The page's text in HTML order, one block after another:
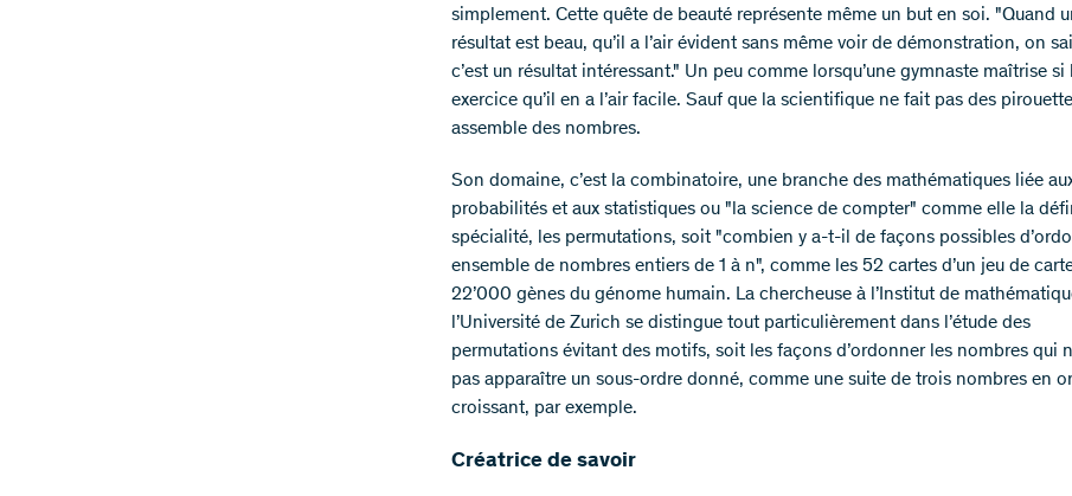
simplement. Cette quête de beauté représente même un but en soi. "Quand
résultat est beau, qu’il a l’air évident sans même voir de démonstration, on
c’est un résultat intéressant." Un peu comme lorsqu’une gymnaste maîtrise si
exercice qu’il en a l’air facile. Sauf que la scientifique ne fait pas des
assemble des nombres.
Son domaine, c’est la combinatoire, une branche des mathématiques liée
probabilités et aux statistiques ou "la science de compter" comme elle la
spécialité, les permutations, soit "combien y a-t-il de façons possibles
ensemble de nombres entiers de 1 à n", comme les 52 cartes d’un jeu de
22’000 gènes du génome humain. La chercheuse à l’Institut de
l’Université de Zurich se distingue tout particulièrement dans l’étude des
permutations évitant des motifs, soit les façons d’ordonner les nombres qui
pas apparaître un sous-ordre donné, comme une suite de trois nombres en
croissant, par exemple.
Créatrice de savoir